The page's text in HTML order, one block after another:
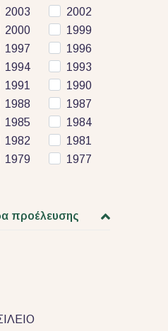
2003
2002
2000
1999
1997
1996
1994
1993
1991
1990
1988
1987
1985
1984
1982
1981
1979
1977
προέλευσης